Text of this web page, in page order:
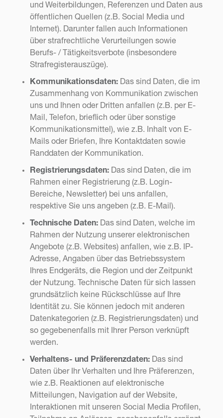
und Weiterbildungen, Referenzen und Daten aus
öffentlichen Quellen (z.B. Social Media und
Internet). Darunter fallen auch Informationen
über strafrechtliche Verurteilungen sowie
Berufs- / Tätigkeitsverbote (insbesondere
Strafregisterauszüge).
Kommunikationsdaten:Das sind Daten, die im
Zusammenhang von Kommunikation zwischen
uns und Ihnen oder Dritten anfallen (z.B. per E-
Mail, Telefon, brieflich oder über sonstige
Kommunikationsmittel), wie z.B. Inhalt von E-
Mails oder Briefen, Ihre Kontaktdaten sowie
Randdaten der Kommunikation.
Registrierungsdaten:Das sind Daten, die im
Rahmen einer Registrierung (z.B. Login-
Bereiche, Newsletter) bei uns anfallen,
respektive Sie uns angeben (z.B. E-Mail).
Technische Daten:Das sind Daten, welche im
Rahmen der Nutzung unserer elektronischen
Angebote (z.B. Websites) anfallen, wie z.B. IP-
Adresse, Angaben über das Betriebssystem
Ihres Endgeräts, die Region und der Zeitpunkt
der Nutzung. Technische Daten für sich lassen
grundsätzlich keine Rückschlüsse auf Ihre
Identität zu. Sie können jedoch mit anderen
Datenkategorien (z.B. Registrierungsdaten) und
so gegebenenfalls mit Ihrer Person verknüpft
werden.
Verhaltens- und Präferenzdaten:Das sind
Daten über Ihr Verhalten und Ihre Präferenzen,
wie z.B. Reaktionen auf elektronische
Mitteilungen, Navigation auf der Website,
Interaktionen mit unseren Social Media Profilen,